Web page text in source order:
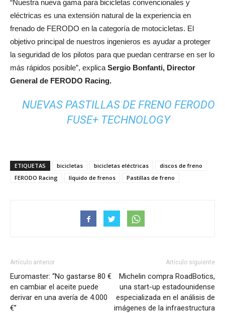
“Nuestra nueva gama para bicicletas convencionales y
eléctricas es una extensión natural de la experiencia en
frenado de FERODO en la categoría de motocicletas. El
objetivo principal de nuestros ingenieros es ayudar a proteger
la seguridad de los pilotos para que puedan centrarse en ser lo
más rápidos posible”, explica Sergio Bonfanti, Director
General de FERODO Racing.
NUEVAS PASTILLAS DE FRENO FERODO
FUSE+ TECHNOLOGY
ETIQUETAS bicicletas bicicletas eléctricas
discos de freno
FERODO Racing
líquido de frenos Pastillas de freno
Artículo anterior
Euromaster: “No gastarse 80 €
en cambiar el aceite puede
derivar en una avería de 4.000
€”
Artículo siguiente
Michelin compra RoadBotics,
una start-up estadounidense
especializada en el análisis de
imágenes de la infraestructura